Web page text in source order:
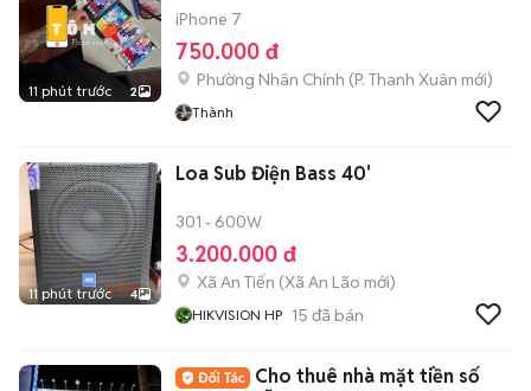
11 phút trước 2
iPhone 7
750.000 đ
Phường Nhân Chính (P. Thanh Xuân mới)
Thành
11 phút trước 4
Loa Sub Điện Bass 40'
301 - 600W
3.200.000 đ
Xã An Tiến (Xã An Lão mới)
HIKVISION HP 15 đã bán
Cho thuê nhà mặt tiền số